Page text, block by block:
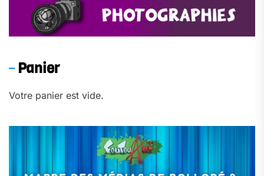
Panier
Votre panier est vide.